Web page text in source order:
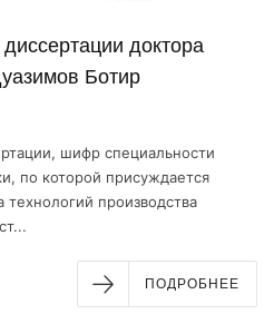
доктора
Ботир
шифр специальности
по которой присуждается
технологий производства
ПОДРОБНЕЕ